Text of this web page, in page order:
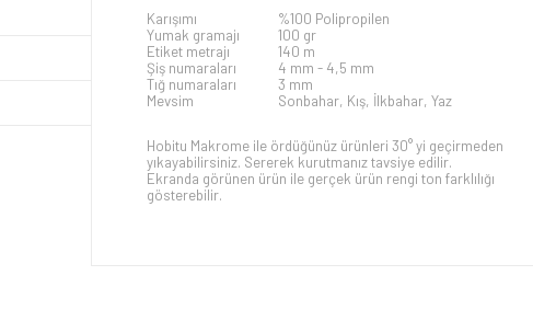
Karışımı
%100 Polipropilen
Yumak gramajı
100 gr
Etiket metrajı
140 m
Şiş numaraları
4 mm - 4,5 mm
Tığ numaraları
3 mm
Mevsim
Sonbahar, Kış, İlkbahar, Yaz
Hobitu Makrome ile ördüğünüz ürünleri 30° yi geçirmeden
yıkayabilirsiniz. Sererek kurutmanız tavsiye edilir.
Ekranda görünen ürün ile gerçek ürün rengi ton farklılığı
gösterebilir.